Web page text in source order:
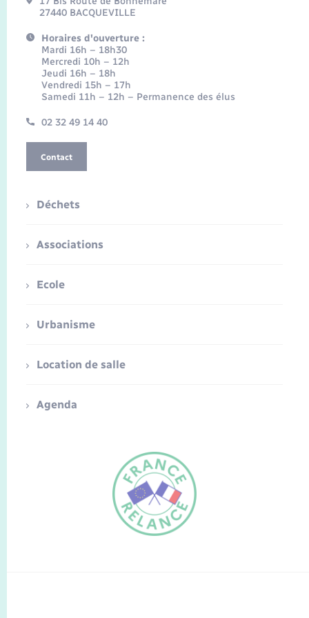
FR
27440 BACQUEVILLE
Horaires d'ouverture :
Mardi 16h – 18h30
Mercredi 10h – 12h
Jeudi 16h – 18h
Vendredi 15h – 17h
Samedi 11h – 12h – Permanence des élus
02 32 49 14 40
Contact
Déchets
Associations
Ecole
Urbanisme
Location de salle
Agenda